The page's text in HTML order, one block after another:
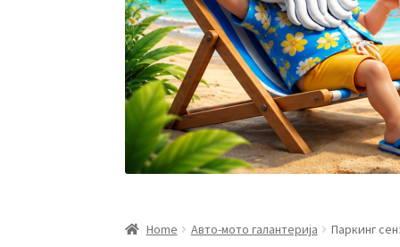
Home Авто-мото галантерија Паркинг